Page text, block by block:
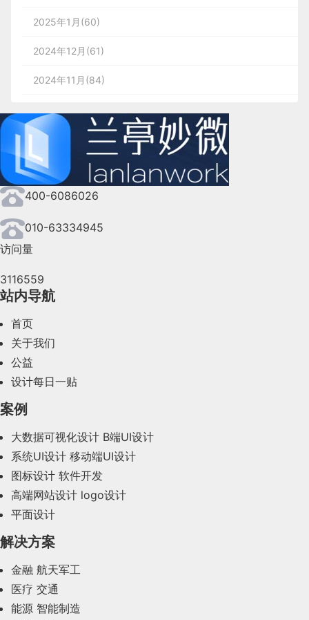
2025年1月(60)
2024年12月(61)
2024年11月(84)
2024年9月(144)
2024年8月(164)
2024年7月(107)
2024年6月(63)
2024年4月(44)
2024年2月(58)
2023年10月(14)
2023年8月(88)
2023年7月(62)
2023年6月(58)
2023年5月(28)
400-6086026
010-63334945
访问量
3116559
站内导航
首页
关于我们
公益
设计每日一贴
案例
大数据可视化设计 B端UI设计
系统UI设计 移动端UI设计
图标设计 软件开发
高端网站设计 logo设计
平面设计
解决方案
金融 航天军工
医疗 交通
能源 智能制造